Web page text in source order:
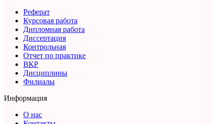
Реферат
Курсовая работа
Дипломная работа
Диссертация
Контрольная
Отчет по практике
ВКР
Дисциплины
Филиалы
Информация
О нас